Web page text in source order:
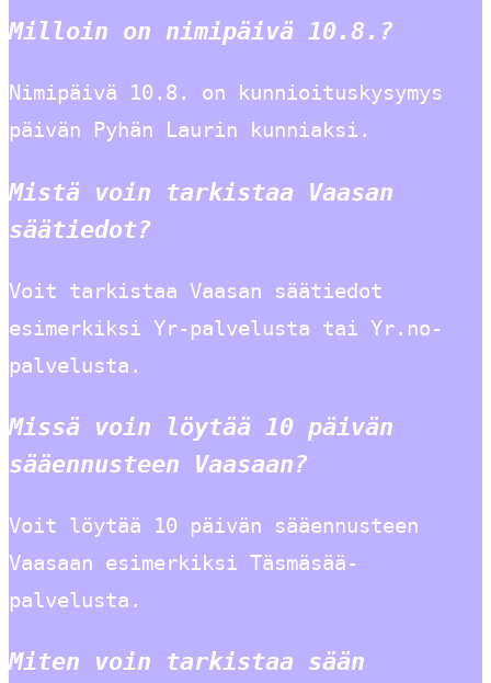
Milloin on nimipäivä 10.8.?
Nimipäivä 10.8. on kunnioituskysymys
päivän Pyhän Laurin kunniaksi.
Mistä voin tarkistaa Vaasan
säätiedot?
Voit tarkistaa Vaasan säätiedot
esimerkiksi Yr-palvelusta tai Yr.no-
palvelusta.
Missä voin löytää 10 päivän
sääennusteen Vaasaan?
Voit löytää 10 päivän sääennusteen
Vaasaan esimerkiksi Täsmäsää-
palvelusta.
Miten voin tarkistaa sään